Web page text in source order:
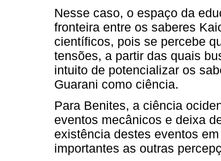
Nesse caso, o espaço da
fronteira entre os saberes
científicos, pois se percebe
tensões, a partir das quais
intuito de potencializar os
Guarani como ciência.
Para Benites, a ciência
eventos mecânicos e deixa
existência destes eventos
importantes as outras